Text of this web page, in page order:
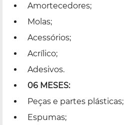
Amortecedores;
Molas;
Acessórios;
Acrílico;
Adesivos.
06 MESES:
Peças e partes plásticas;
Espumas;